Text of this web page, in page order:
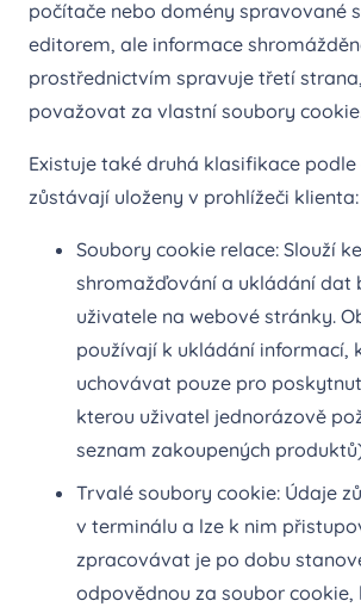
počítače nebo domény spravované
editorem, ale informace
prostřednictvím spravuje třetí
považovat za vlastní soubory
Existuje také druhá klasifikace
zůstávají uloženy v prohlížeči klienta:
Soubory cookie relace: Slouží ke
shromažďování a ukládání dat
uživatele na webové stránky.
používají k ukládání informací,
uchovávat pouze pro
kterou uživatel jednorázově
seznam zakoupených
Trvalé soubory cookie: Údaje
v terminálu a lze k nim
zpracovávat je po dobu
odpovědnou za soubor cookie,